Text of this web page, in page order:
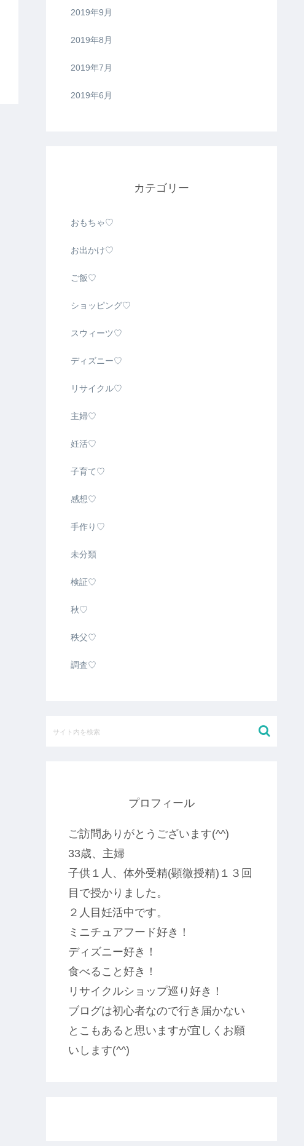
2019年9月
2019年8月
2019年7月
2019年6月
カテゴリー
おもちゃ♡
お出かけ♡
ご飯♡
ショッピング♡
スウィーツ♡
ディズニー♡
リサイクル♡
主婦♡
妊活♡
子育て♡
感想♡
手作り♡
未分類
検証♡
秋♡
秩父♡
調査♡
プロフィール
ご訪問ありがとうございます(^^)
33歳、主婦
子供１人、体外受精(顕微授精)１３回
目で授かりました。
２人目妊活中です。
ミニチュアフード好き！
ディズニー好き！
食べること好き！
リサイクルショップ巡り好き！
ブログは初心者なので行き届かない
とこもあると思いますが宜しくお願
いします(^^)